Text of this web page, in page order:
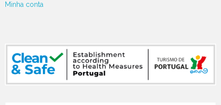
Minha conta